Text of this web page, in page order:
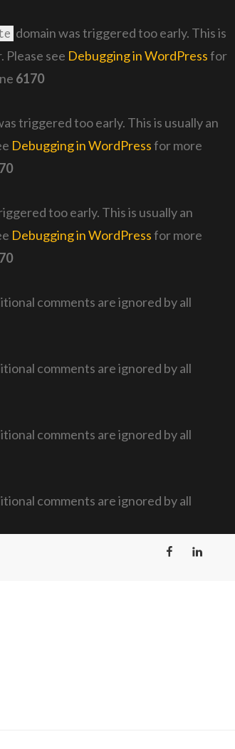
domain was triggered too early. This is
Please see Debugging in WordPressfor
6170
triggered too early. This is usually an
Debugging in WordPressfor more
too early. This is usually an
Debugging in WordPressfor more
comments are ignored by all
comments are ignored by all
comments are ignored by all
comments are ignored by all
FacebookLinkedIn